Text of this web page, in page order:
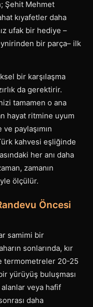
Şehit Mehmet
kıyafetler daha
ufak bir hediye –
bir parça– ilk
bir karşılaşma
da gerektirir.
tamamen o ana
hayat ritmine uyum
paylaşımın
kahvesi eşliğinde
her anı daha
zamanın
ölçülür.
Öncesi
samimi bir
sonlarında, kır
termometreler 20-25
yürüyüş buluşması
alanlar veya hafif
daha